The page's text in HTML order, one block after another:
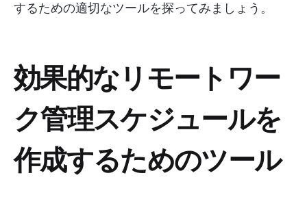
するための適切なツールを探ってみましょう。
効果的なリモートワー
ク管理スケジュールを
作成するためのツール